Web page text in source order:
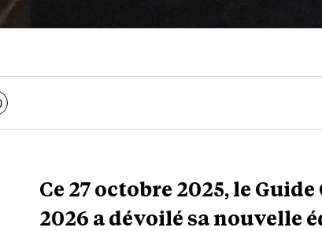
Ce 27 octobre 2025, le
2026 a dévoilé sa nouvelle